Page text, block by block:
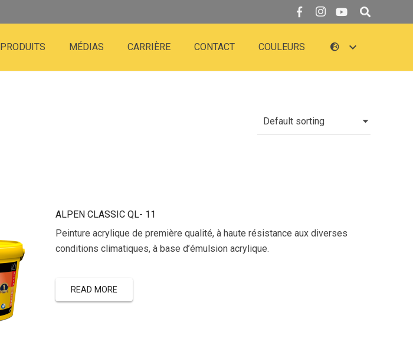
PRODUITS MÉDIAS CARRIÈRE CONTACT COULEURS
ALPEN CLASSIC QL- 11
Peinture acrylique de première qualité, à haute résistance aux diverses
conditions climatiques, à base d’émulsion acrylique.
READ MORE